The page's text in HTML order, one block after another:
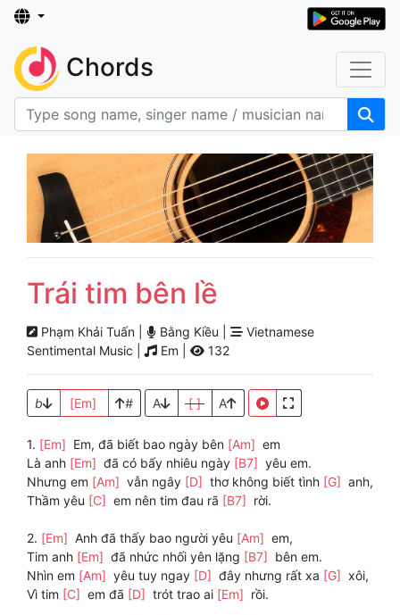
Chords
Trái tim bên lề
Phạm Khải Tuấn | Bằng Kiều |
Vietnamese
Sentimental Music |
Em | 132
b [Em] # A [ ] A
1. [Em] Em, đã biết bao ngày bên [Am] em
Là anh [Em] đã có bấy nhiêu ngày [B7] yêu em.
Nhưng em [Am] vẫn ngây [D] thơ không biết tình [G] anh,
Thầm yêu [C] em nên tim đau rã [B7] rời.
2. [Em] Anh đã thấy bao người yêu [Am] em,
Tim anh [Em] đã nhức nhối yên lặng [B7] bên em.
Nhìn em [Am] yêu tuy ngay [D] đây nhưng rất xa [G] xôi,
Vì tim [C] em đã [D] trót trao ai [Em] rồi.